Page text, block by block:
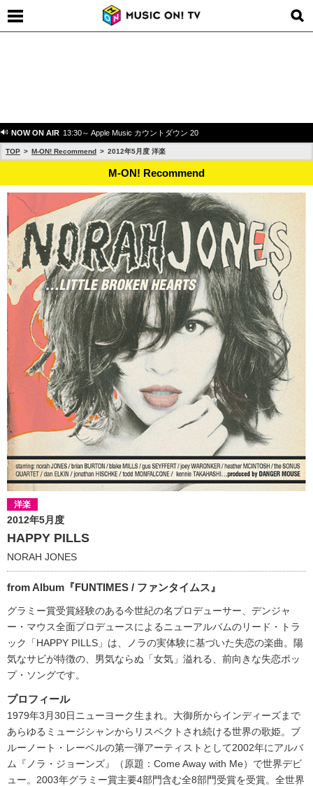
NOW ON AIR 13:30～ Apple Music カウントダウン 20
TOP M-ON! Recommend 2012年5月度 洋楽
M-ON! Recommend
洋楽
2012年5月度
HAPPY PILLS
NORAH JONES
from Album『FUNTIMES / ファンタイムス』
グラミー賞受賞経験のある今世紀の名プロデューサー、デンジャ
ー・マウス全面プロデュースによるニューアルバムのリード・トラ
ック「HAPPY PILLS」は、ノラの実体験に基づいた失恋の楽曲。陽
気なサビが特徴の、男気ならぬ「女気」溢れる、前向きな失恋ポッ
プ・ソングです。
プロフィール
1979年3月30日ニューヨーク生まれ。大御所からインディーズまで
あらゆるミュージシャンからリスペクトされ続ける世界の歌姫。ブ
ルーノート・レーベルの第一弾アーティストとして2002年にアルバ
ム『ノラ・ジョーンズ』（原題：Come Away with Me）で世界デビ
ュー。2003年グラミー賞主要4部門含む全8部門受賞を受賞。全世界